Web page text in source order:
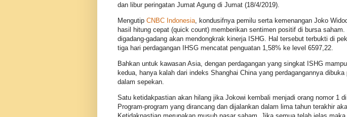
dan libur peringatan Jumat Agung di Jumat (18/4/2019).
Mengutip CNBC Indonesia, kondusifnya pemilu serta kemenangan Joko
hasil hitung cepat (quick count) memberikan sentimen positif di bursa saham.
digadang-gadang akan mendongkrak kinerja ISHG. Hal tersebut terbukti di
tiga hari perdagangan IHSG mencatat penguatan 1,58% ke level 6597,22.
Bahkan untuk kawasan Asia, dengan perdagangan yang singkat ISHG
kedua, hanya kalah dari indeks Shanghai China yang perdagangannya dibuka
dalam sepekan.
Satu ketidakpastian akan hilang jika Jokowi kembali menjadi orang nomor 1
Program-program yang dirancang dan dijalankan dalam lima tahun terakhir